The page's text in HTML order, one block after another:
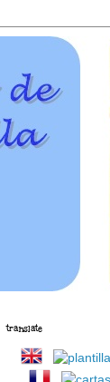
translate